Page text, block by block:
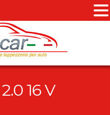
16 V